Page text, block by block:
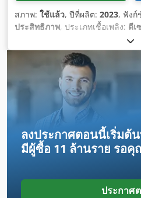
สภาพ: ใช้แล้ว, ปีที่ผลิต: 2023, ฟังก์
ประสิทธิภาพ, ประเภทเชื้อเพลิง: ดีเ
, ควา
การขับเคลื่อน:Diesel, ความกว้าง
ลงประกาศตอนนี้เริ่มต้
มีผู้ซื้อ 11 ล้านราย รอคุ
ประกาศ